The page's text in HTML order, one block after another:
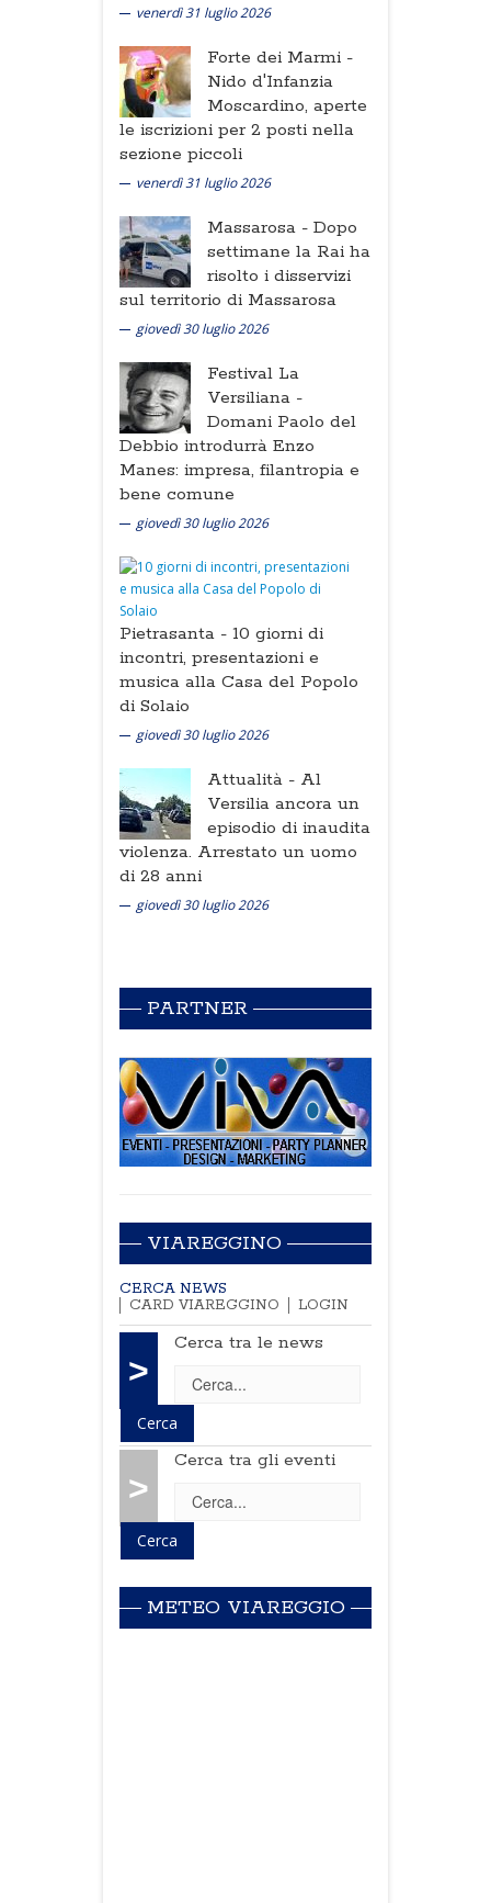
venerdì 31 luglio 2026
Forte dei Marmi -
Nido d'Infanzia
Moscardino, aperte
le iscrizioni per 2 posti nella
sezione piccoli
venerdì 31 luglio 2026
Massarosa - Dopo
settimane la Rai ha
risolto i disservizi
sul territorio di Massarosa
giovedì 30 luglio 2026
Festival La
Versiliana -
Domani Paolo del
Debbio introdurrà Enzo
Manes: impresa, filantropia e
bene comune
giovedì 30 luglio 2026
Pietrasanta - 10 giorni di
incontri, presentazioni e
musica alla Casa del Popolo
di Solaio
giovedì 30 luglio 2026
Attualità - Al
Versilia ancora un
episodio di inaudita
violenza. Arrestato un uomo
di 28 anni
giovedì 30 luglio 2026
PARTNER
VIAREGGINO
CERCA NEWS
CARD VIAREGGINO
LOGIN
>
Cerca tra le news
>
Cerca tra gli eventi
METEO VIAREGGIO